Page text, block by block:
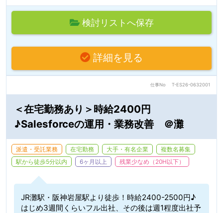
検討リストへ保存
詳細を見る
仕事No T-ES26-0632001
＜在宅勤務あり＞時給2400円
♪Salesforceの運用・業務改善 ＠灘
派遣・受託業務 在宅勤務 大手・有名企業
複数名募集
駅から徒歩5分以内
6ヶ月以上 残業少なめ（20H以下）
JR灘駅・阪神岩屋駅より徒歩！時給2400-2500円♪
はじめ3週間くらいフル出社、その後は週1程度出社予